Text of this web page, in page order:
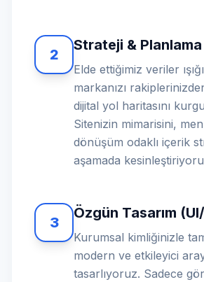
2
Strateji & Planlama
Elde ettiğimiz veriler
markanızı
dijital yol haritasını
Sitenizin mimarisini,
dönüşüm odaklı içerik
aşamada
3
Özgün Tasarım
Kurumsal kimliğinizle
modern ve etkileyici
tasarlıyoruz. Sadece